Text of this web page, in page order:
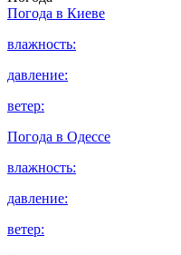
Погода в Киеве
влажность:
давление:
ветер:
Погода в Одессе
влажность:
давление:
ветер: